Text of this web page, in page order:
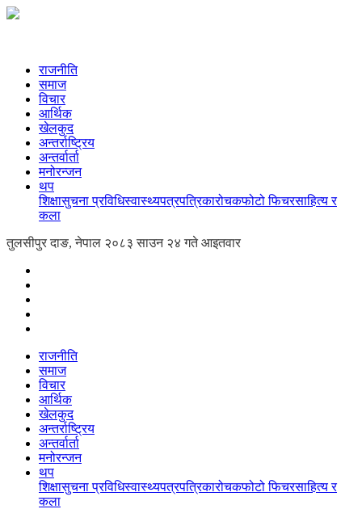
राजनीति
समाज
विचार
आर्थिक
खेलकुद
अन्तर्राष्ट्रिय
अन्तर्वार्ता
मनोरन्जन
थप
शिक्षासुचना प्रविधिस्वास्थ्यपत्रपत्रिकारोचकफोटो फिचरसाहित्य र
कला
तुलसीपुर दाङ, नेपाल २०८३ साउन २४ गते आइतवार
राजनीति
समाज
विचार
आर्थिक
खेलकुद
अन्तर्राष्ट्रिय
अन्तर्वार्ता
मनोरन्जन
थप
शिक्षासुचना प्रविधिस्वास्थ्यपत्रपत्रिकारोचकफोटो फिचरसाहित्य र
कला